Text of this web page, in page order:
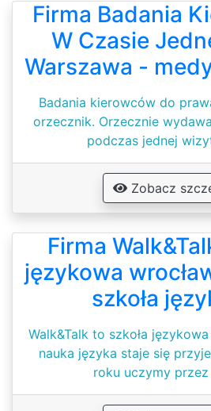
Firma Badania
W Czasie
Warszawa -
Badania kierowców do
orzecznik. Orzecznie
podczas jednej
Zobacz
Firma
językowa
szkoła
Walk&Talk to szkoła
nauka języka staje się
roku uczymy przez